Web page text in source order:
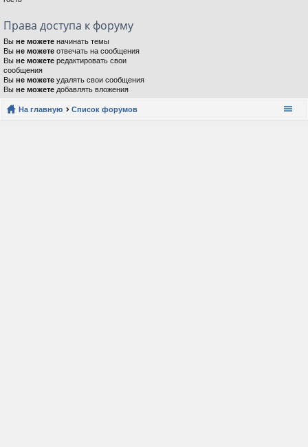
Права доступа к форуму
Вы не можете начинать темы
Вы не можете отвечать на сообщения
Вы не можете редактировать свои
сообщения
Вы не можете удалять свои сообщения
Вы не можете добавлять вложения
На главную Список форумов